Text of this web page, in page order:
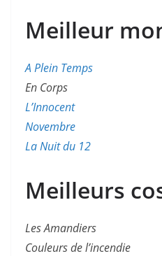
Meilleur
A Plein Temps
En Corps
L’Innocent
Novembre
La Nuit du 12
Meilleurs
Les Amandiers
Couleurs de l’incendie